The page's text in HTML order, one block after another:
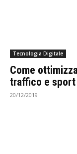
Tecnologia Digitale
Come
traffico e sport
20/12/2019